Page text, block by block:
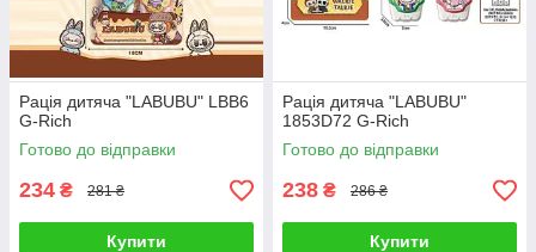
Рація дитяча "LABUBU" LBB6
G-Rich
Готово до відправки
234 ₴ 281 ₴
Купити
Рація дитяча "LABUBU"
1853D72 G-Rich
Готово до відправки
238 ₴ 286 ₴
Купити